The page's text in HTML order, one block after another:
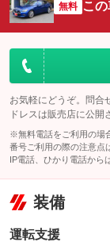
無料 こ
お気軽にどうぞ。問合
ドレスは販売店に公開
※無料電話をご利用の場
番号ご利用の際の注意点
IP電話、ひかり電話から
装備
運転支援